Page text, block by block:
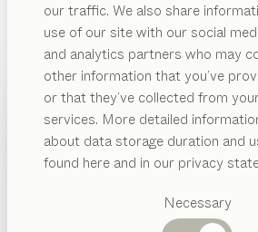
our traffic. We also share
use of our site with our social
and analytics partners who may
other information that you’ve
or that they’ve collected from
services. More detailed
about data storage duration and
found here and in our privacy
Necessary
Vorgeschlagene
Kategorien
PRODUKTE
INSPIRATION
ÜBER UNS
Gesunder Schlaf ist eine Kunst.
Unser ergonomisch durchdachtes
wird zur Gänze aus natürlichen
und passt sich Ihren individuellen
Schlafpositionen an.
HÄNDLER FINDEN
DOWNLOADS
Produktdatenblatt (aos